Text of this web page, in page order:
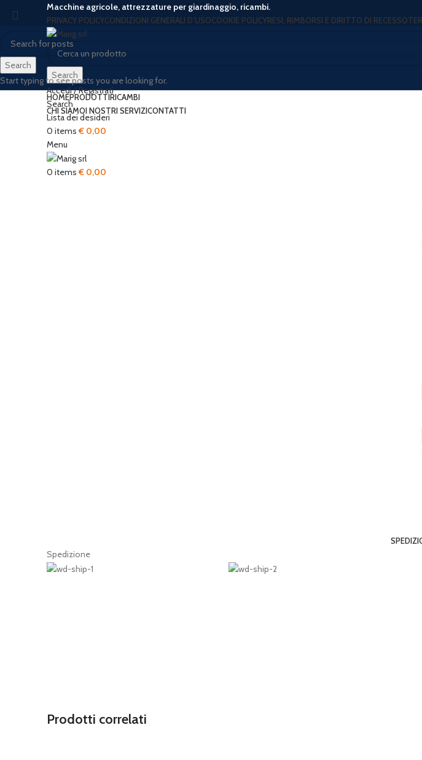
Macchine agricole, attrezzature per giardinaggio, ricambi.
PRIVACY POLICYCONDIZIONI GENERALI D’USOCOOKIE POLICYRESI, RIMBORSI E DIRITTO DI RECESSO
Search
Accedi / Registrati
Search
Lista dei desideri
0 items € 0,00
Menu
0 items € 0,00
HOMEPRODOTTIRICAMBI
CHI SIAMOI NOSTRI SERVIZICONTATTI
Spedizione
Prodotti correlati
Search
Start typing to see posts you are looking for.